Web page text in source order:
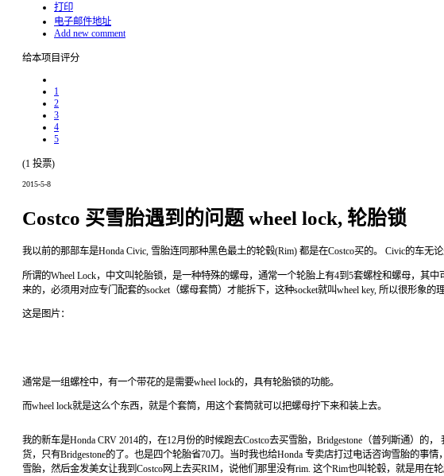
打印
电子邮件地址
Add new comment
给本项目评分
1
2
3
4
5
(1 投票)
2015-5-8
Costco 买雪胎遇到的问题 wheel lock, 轮胎锁
我以前的那部车是Honda Civic, 雪胎连同那种黑色最土的轮毂(Rim) 都是在Costco买的。 Civic的车无
所谓的Wheel Lock，中文叫轮胎锁，是一种特殊的螺母，通常一个轮胎上有4到 5套螺栓和螺母，其中
来的，必须用对应专门配套的socket（螺母套筒）才能拆下，这种socket就叫wheel key, 所以很形象的
这是图片：
通常是一组螺栓中，有一个带花的是需要wheel lock的，具有轮胎锁的功能。
而wheel lock就是这么个东西，就是个套筒，用这个套筒就可以把螺母拧下来和装上去。
我的新车是Honda CRV 2014的，在12月份的时候跑去Costco去买雪胎， Bridgestone （普列斯通）的，
货，只有Bridgestone的了。也是四个轮胎省70刀。当时我也给Honda 专卖店打过电话咨询雪胎的事情
雪胎，然后金发美女让我到 Costco网上去买RIM，说他们那里没有rim. 这个Rim也叫轮毂，就是用在